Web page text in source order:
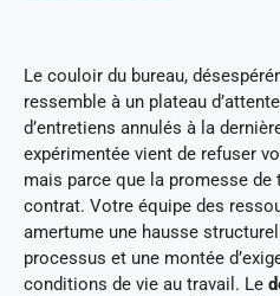
Le couloir du bureau,
ressemble à un plateau
d’entretiens annulés à la
expérimentée vient de refuser
mais parce que la promesse
contrat. Votre équipe des
amertume une hausse
processus et une montée
conditions de vie au travail. Le